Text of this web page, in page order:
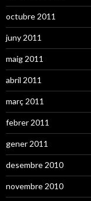
octubre 2011
juny 2011
maig 2011
abril 2011
març 2011
febrer 2011
gener 2011
desembre 2010
novembre 2010